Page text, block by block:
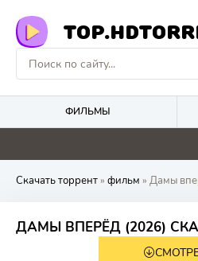
ФИЛЬМЫ
0 0
Скачать торрент» фильм » Дамы
ДАМЫ ВПЕРЁД (2026)